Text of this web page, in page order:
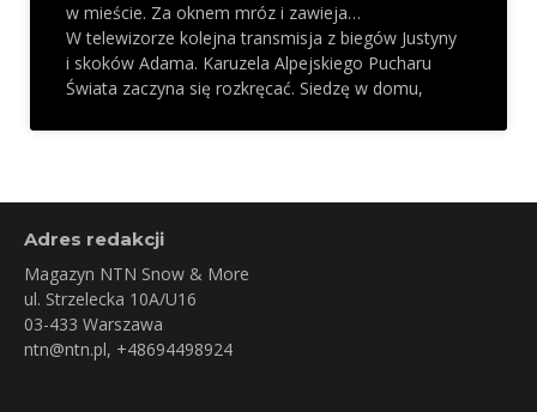
w mieście. Za oknem mróz i zawieja…
W telewizorze kolejna transmisja z biegów Justyny
i skoków Adama. Karuzela Alpejskiego Pucharu
Świata zaczyna się rozkręcać. Siedzę w domu,
Adres redakcji
Magazyn NTN Snow & More
ul. Strzelecka 10A/U16
03-433 Warszawa
ntn@ntn.pl, +48694498924